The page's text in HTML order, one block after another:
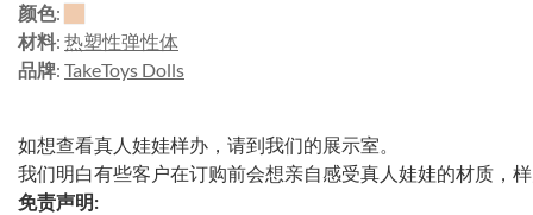
颜色:
材料: 热塑性弹性体
品牌: TakeToys Dolls
如想查看真人娃娃样办，请到我们的展示室。
我们明白有些客户在订购前会想亲自感受真人娃娃的材质，
免责声明: